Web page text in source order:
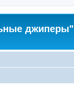
джиперы"